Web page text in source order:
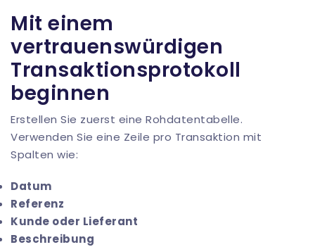
Mit einem
vertrauenswürdigen
Transaktionsprotokoll
beginnen
Erstellen Sie zuerst eine Rohdatentabelle.
Verwenden Sie eine Zeile pro Transaktion mit
Spalten wie:
Datum
Referenz
Kunde oder Lieferant
Beschreibung